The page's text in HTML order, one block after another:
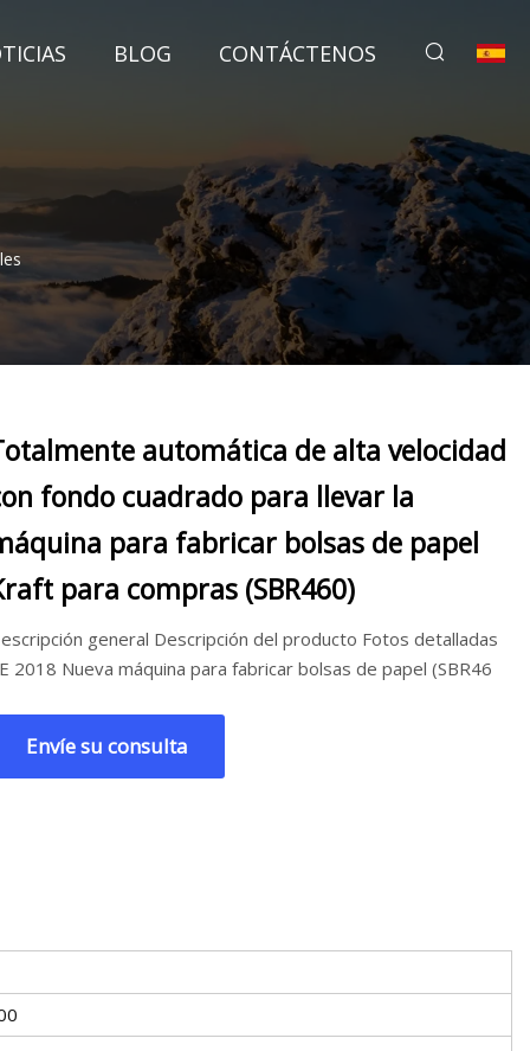
BLOG CONTÁCTENOS
automática de alta velocidad
fondo cuadrado para llevar la
para fabricar bolsas de papel
para compras (SBR460)
general Descripción del producto Fotos detalladas
2018 Nueva máquina para fabricar bolsas de papel (SBR46
Envíe su consulta